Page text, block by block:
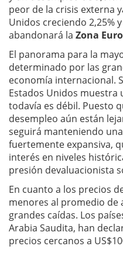
peor de la crisis externa
Unidos creciendo 2,25%
abandonará la Zona Euro
El panorama para la
determinado por las
economía internacional.
Estados Unidos muestra
todavía es débil. Puesto
desempleo aún están
seguirá manteniendo
fuertemente expansiva,
interés en niveles
presión devaluacionista
En cuanto a los precios
menores al promedio de
grandes caídas. Los
Arabia Saudita, han
precios cercanos a